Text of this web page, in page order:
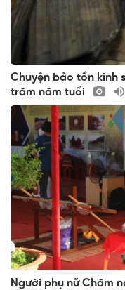
Chuyện bảo tồn kinh
trăm năm tuổi
Người phụ nữ Chăm